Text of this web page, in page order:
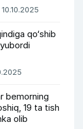
qo‘shib
bemorning
19 ta tish
olib